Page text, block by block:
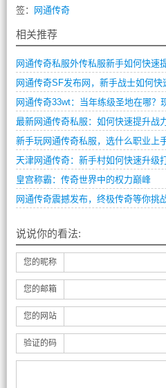
签：
网通传奇
相关推荐
网通传奇私服外传私服新手如何快速
网通传奇SF发布网，新手战士如何快
网通传奇33wt：当年练级圣地在哪？
最新网通传奇私服：如何快速提升战
新手玩网通传奇私服，选什么职业上
天津网通传奇：新手村如何快速升级
皇宫称霸：传奇世界中的权力巅峰
网通传奇震撼发布，终极传奇等你挑战
说说你的看法:
您的昵称
您的邮箱
您的网站
验证的码